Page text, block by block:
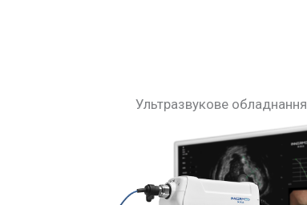
Ультразвукове обладнання